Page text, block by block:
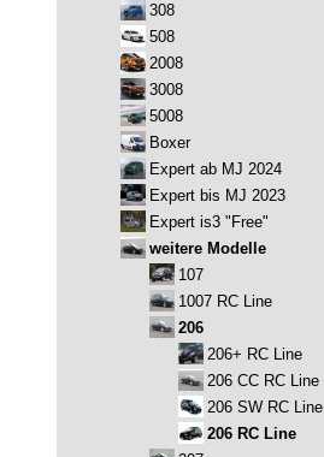
308
508
2008
3008
5008
Boxer
Expert ab MJ 2024
Expert bis MJ 2023
Expert is3 "Free"
weitere Modelle
107
1007 RC Line
206
206+ RC Line
206 CC RC Line
206 SW RC Line
206 RC Line